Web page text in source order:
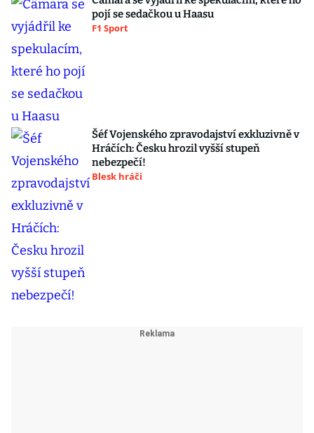
pojí se sedačkou u Haasu
F1 Sport
Šéf Vojenského zpravodajství exkluzivně v
Hráčích: Česku hrozil vyšší stupeň
nebezpečí!
Blesk hráči